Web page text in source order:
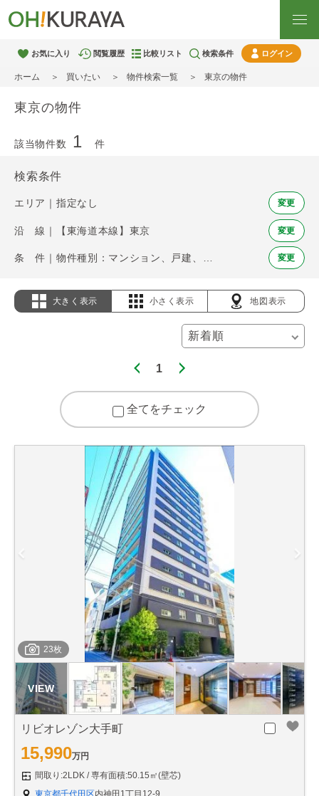
お気に入り 閲覧履歴 比較リスト 検索条件 ログイン
ホーム 買いたい 物件検索一覧 東京の物件
東京の物件
該当物件数 1 件
検索条件
エリア｜指定なし 変更
沿 線｜【東海道本線】東京 変更
変更
大きく表示 小さく表示 地図表示
1
全てをチェック
23枚
リビオレゾン大手町
15,990万円
間取り:2LDK
専有面積:50.15㎡(壁芯)